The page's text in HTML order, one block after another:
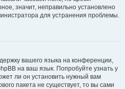
значит, неправильно установлено
для устранения проблемы.
вашего языка на конференции,
на ваш язык. Попробуйте узнать у
ли он установить нужный вам
пакета не существует, то вы сами